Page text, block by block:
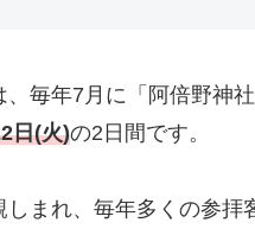
毎年7月に「阿倍野神
日(火)の2日間です。
まれ、毎年多くの参拝